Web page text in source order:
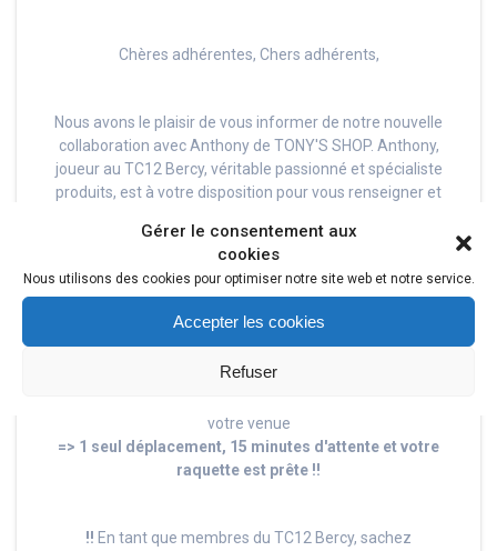
Gérer le consentement aux
cookies
Nous utilisons des cookies pour optimiser notre site web et notre service.
Accepter les cookies
Refuser
Chères adhérentes, Chers adhérents,
Nous avons le plaisir de vous informer de notre nouvelle
collaboration avec Anthony de TONY'S SHOP. Anthony,
joueur au TC12 Bercy, véritable passionné et spécialiste
produits, est à votre disposition pour vous renseigner et
TennisBABOLAT.
qu'Anthony nous fait bénéficier entre autre d'un
- Prise de rendez-vous téléphonique avec Anthony
votre venue
=> 1 seul déplacement, 15 minutes d'attente et votre
raquette est prête !!
!! En tant que membres du TC12 Bercy, sachez